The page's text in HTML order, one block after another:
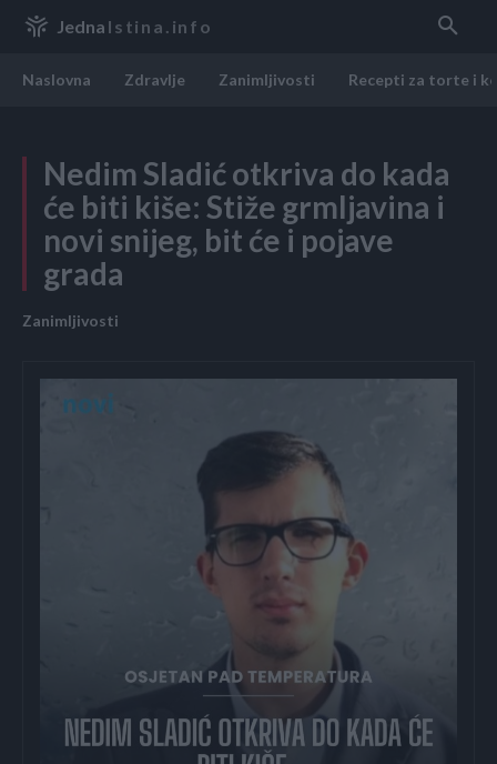
Jedna Istina.info
Naslovna Zdravlje Zanimljivosti Recepti za torte i
Nedim Sladić otkriva do kada
će biti kiše: Stiže grmljavina i
novi snijeg, bit će i pojave
grada
Zanimljivosti